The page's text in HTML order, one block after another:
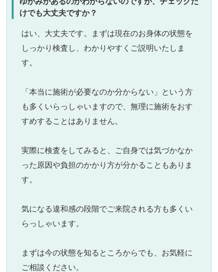
けでも大丈夫ですか？
はい、大丈夫です。まずは現在のお身体の状態を
しっかり検査し、わかりやすくご説明いたしま
す。
「本当に施術が必要なのか分からない」という方
も多くいらっしゃいますので、無理に施術をおす
すめすることはありません。
実際に検査をしてみると、ご自身では気づかなか
った原因や負担のかかり方が分かることもありま
す。
気になる違和感の段階でご来院される方も多くい
らっしゃいます。
まずは今の状態を知るところからでも、お気軽に
ご相談ください。